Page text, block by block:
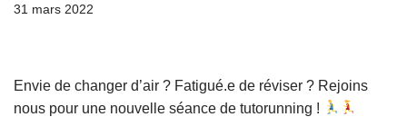
31 mars 2022
Envie de changer d’air ? Fatigué.e de réviser ? Rejoins
nous pour une nouvelle séance de tutorunning !